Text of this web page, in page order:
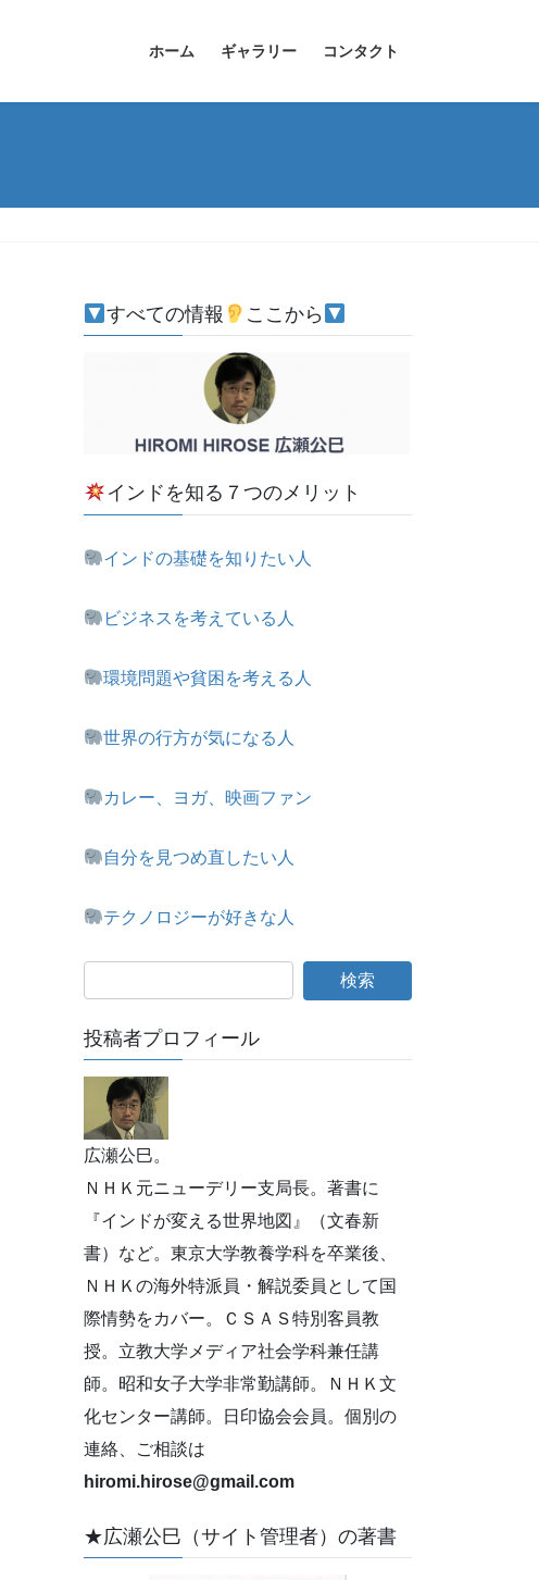
ホーム ギャラリー コンタクト
すべての情報 ここから
インドを知る７つのメリット
インドの基礎を知りたい人
ビジネスを考えている人
環境問題や貧困を考える人
世界の行方が気になる人
カレー、ヨガ、映画ファン
自分を見つめ直したい人
テクノロジーが好きな人
投稿者プロフィール
広瀬公巳。
ＮＨＫ元ニューデリー支局長。著書に
『インドが変える世界地図』（文春新
書）など。東京大学教養学科を卒業後、
ＮＨＫの海外特派員・解説委員として国
際情勢をカバー。ＣＳＡＳ特別客員教
授。立教大学メディア社会学科兼任講
師。昭和女子大学非常勤講師。ＮＨＫ文
化センター講師。日印協会会員。個別の
連絡、ご相談は
hiromi.hirose@gmail.com
★広瀬公巳（サイト管理者）の著書